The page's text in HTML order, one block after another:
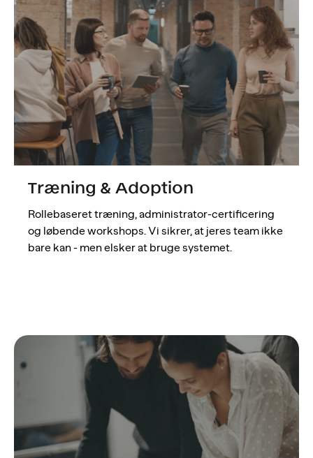
Træning & Adoption
Rollebaseret træning, administrator-certificering
og løbende workshops. Vi sikrer, at jeres team ikke
bare kan - men elsker at bruge systemet.